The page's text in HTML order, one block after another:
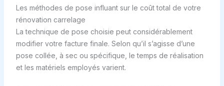
Les méthodes de pose influant sur le coût total de votre
rénovation carrelage
La technique de pose choisie peut considérablement
modifier votre facture finale. Selon qu’il s’agisse d’une
pose collée, à sec ou spécifique, le temps de réalisation
et les matériels employés varient.